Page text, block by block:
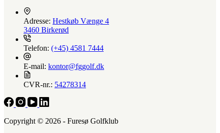
Adresse: Hestkøb Vænge 4
3460 Birkerød
Telefon: (+45) 4581 7444
E-mail: kontor@fggolf.dk
CVR-nr.: 54278314
Copyright © 2026 - Furesø Golfklub